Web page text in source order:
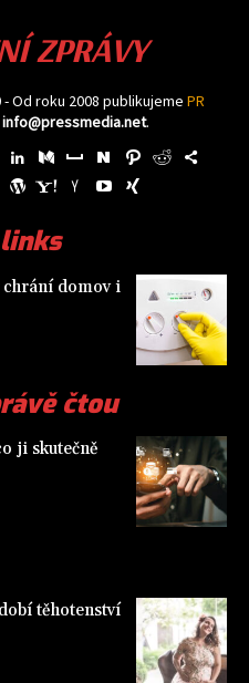
ZPRÁVY
- Od roku 2008 publikujeme PR
info@pressmedia.net.
domov i
čtou
ji skutečně
těhotenství